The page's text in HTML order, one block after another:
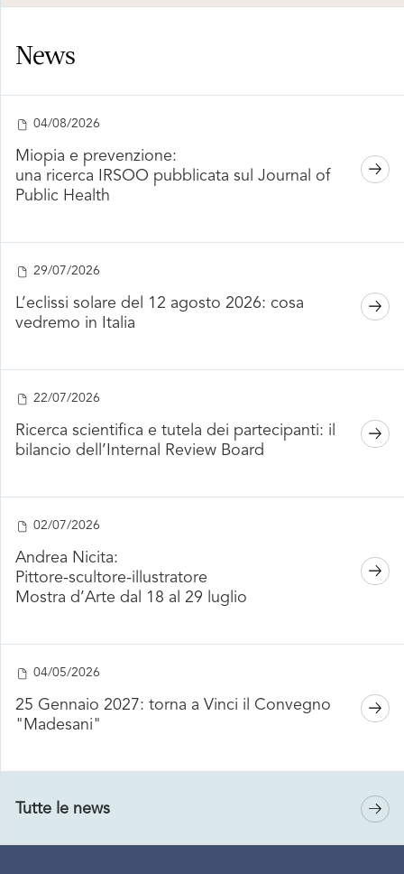
News
04/08/2026
Miopia e prevenzione:
una ricerca IRSOO pubblicata sul Journal of
Public Health
29/07/2026
L’eclissi solare del 12 agosto 2026: cosa
vedremo in Italia
22/07/2026
Ricerca scientifica e tutela dei partecipanti: il
bilancio dell’Internal Review Board
02/07/2026
Andrea Nicita:
Pittore-scultore-illustratore
Mostra d’Arte dal 18 al 29 luglio
04/05/2026
25 Gennaio 2027: torna a Vinci il Convegno
"Madesani"
Tutte le news